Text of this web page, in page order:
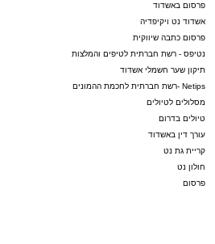
פרסום באשדוד
אשדוד נט ויקיפדיה
פרסום כתבה שיווקית
נטיפס - רשת חברתית לטיפים והמלצות
תיקון שער חשמלי אשדוד
Netips -רשת חברתית לחכמת ההמונים
מסלולים לטיולים
טיולים בדרום
עורך דין באשדוד
קריית גת נט
חולון נט
פרסום